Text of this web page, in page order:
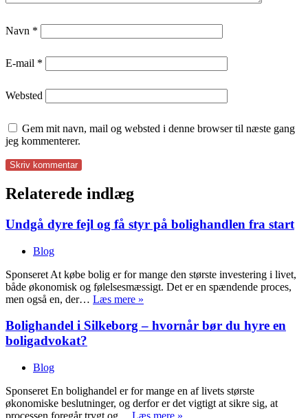
Navn *
E-mail *
Websted
Gem mit navn, mail og websted i denne browser til næste gang
jeg kommenterer.
Relaterede indlæg
Undgå dyre fejl og få styr på bolighandlen fra start
Blog
Sponseret At købe bolig er for mange den største investering i livet,
både økonomisk og følelsesmæssigt. Det er en spændende proces,
men også en, der… Læs mere »
fejl
bolighandlen
fra
start
Bolighandel i Silkeborg – hvornår bør du hyre en
boligadvokat?
Blog
Sponseret En bolighandel er for mange en af livets største
økonomiske beslutninger, og derfor er det vigtigt at sikre sig, at
processen foregår trygt og… Læs mere »